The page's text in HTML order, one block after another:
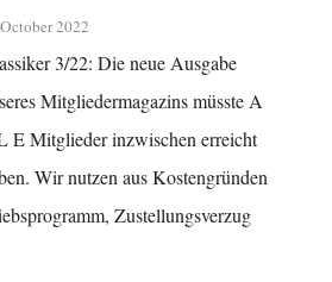
2022
3/22: Die neue Ausgabe
Mitgliedermagazins müsste A
E Mitglieder inzwischen erreicht
Wir nutzen aus Kostengründen
Zustellungsverzug